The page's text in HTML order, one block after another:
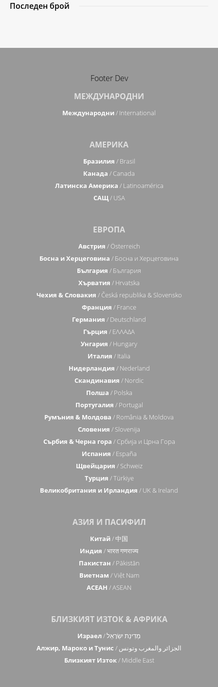
Последен брой
Footer Dev
МЕЖДУНАРОДНИ
Международни/ International
АМЕРИКА
Бразилия / Brasil
Канада / Canada
Латинска Америка / Latinoamérica
САЩ/ USA
ЕВРОПА
Австрия / Österreich
Босна и Херцеговина / Босна и Херцеговина
България / България
Хърватия / Hrvatska
Чехия & Словакия / Česká republika & Slovensko
Франция / France
Германия / Deutschland
Гърция / ΕΛΛΑΔΑ
Унгария / Hungary
Италия / Italia
Нидерландия / Nederland
Скандинавия / Nordic
Полша / Polska
Португалия / Portugal
Румъния & Молдова / România & Moldova
Словения / Slovenija
Сърбия & Черна гора / Србија и Црна Гора
Испания / España
Щвейцария / Schweiz
Турция / Türkiye
Великобритания и Ирландия / UK & Ireland
АЗИЯ И ПАСИФИЛ
Китай/ 中国
Индия / भारत गणराज्य
Пакистан / Pākistān
Виетнам / Việt Nam
АСЕАН / ASEAN
БЛИЗКИЯТ ИЗТОК & АФРИКА
Израел / מְדִינַת יִשְׂרָאֵל
Алжир, Мароко и Тунис
/ الجزائر والمغرب وتونس
Близкият Изток/ Middle East